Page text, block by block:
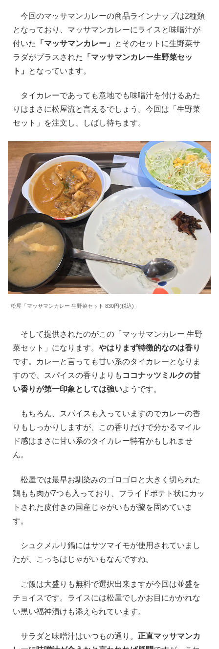
今回のマッサマンカレーの商品ラインナップは2種類
となっており、マッサマンカレーにライスと味噌汁が
付いた
「マッサマンカレー」
とそのセットに生野菜サ
ラダがプラスされた
「マッサマンカレー生野菜セッ
ト」
となっています。
タイカレーであっても意地でも味噌汁を付けるあた
りはまさに松屋流と言えるでしょう。今回は「生野菜
セット」を注文し、しばし待ちます。
松屋「マッサマンカレー 生野菜セット 830円(税込)」
そして提供されたのがこの「マッサマンカレー 生野
菜セット」になります。 やはりまず特徴的なのは香り
です。カレーと言っても甘い系のタイカレーとなりま
すので、スパイスの香りよりも ココナッツミルクの甘
い香りが第一印象としては強いようです。
もちろん、スパイスも入っていますのでカレーの香
りもしっかりしますが、この香りだけで分かるマイル
ド感はまさに甘い系のタイカレー特有かもしれませ
ん。
松屋では最早お馴染みのゴロゴロと大きく切られた
鶏もも肉が7つも入っており、フライドポテト状にカッ
トされた皮付きの国産じゃがいもが脇を固めていま
す。
シュクメルリ鍋にはサツマイモが使用されていまし
たが、こっちはじゃがいもなんですね。
ご飯は大盛りも無料で選択出来ますが今回は並盛を
チョイスです。ライスには松屋でしかお目にかかれな
い黒い福神漬けも添えられています。
サラダと味噌汁はいつもの通り。 正直マッサマンカ